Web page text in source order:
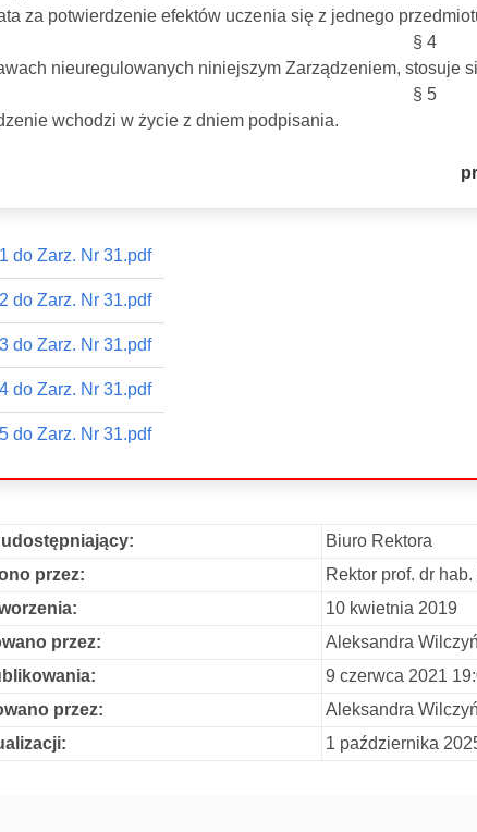
za potwierdzenie efektów uczenia się z jednego
§ 4
nieuregulowanych niniejszym Zarządzeniem, stosuje
§ 5
wchodzi w życie z dniem podpisania.
do Zarz. Nr 31.pdf
do Zarz. Nr 31.pdf
do Zarz. Nr 31.pdf
do Zarz. Nr 31.pdf
do Zarz. Nr 31.pdf
Biuro Rektora
przez:
Rektor prof. dr
10 kwietnia 2019
przez:
Aleksandra
9 czerwca 2021
przez:
Aleksandra
1 października